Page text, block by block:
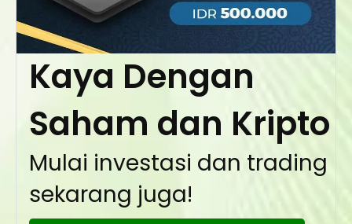
Kaya Dengan
Saham dan Kripto
Mulai investasi dan trading
sekarang juga!